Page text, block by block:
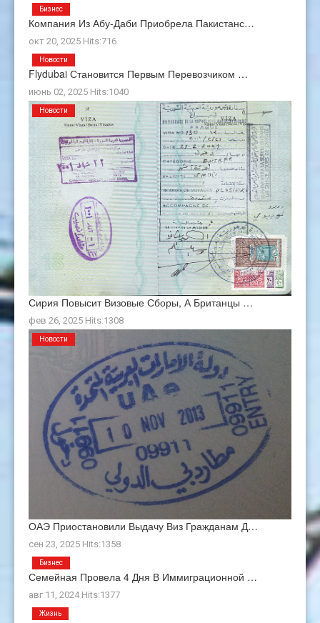
Компания Из Абу-Даби Приобрела Пакистанс…
окт 20, 2025 Hits:716
Бизнес
Flydubai Становится Первым Перевозчиком …
июнь 02, 2025 Hits:1040
Новости
Сирия Повысит Визовые Сборы, А Британцы …
фев 26, 2025 Hits:1308
Новости
ОАЭ Приостановили Выдачу Виз Гражданам Д…
сен 23, 2025 Hits:1358
Новости
Семейная Провела 4 Дня В Иммиграционной …
авг 11, 2024 Hits:1377
Бизнес
Жизнь